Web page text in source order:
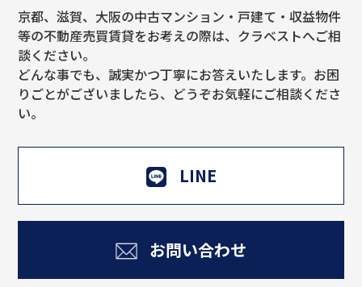
京都、滋賀、大阪の中古マンション・戸建て・収益物件
等の不動産売買賃貸をお考えの際は、クラベストへご相
談ください。
どんな事でも、誠実かつ丁寧にお答えいたします。お困
りごとがございましたら、どうぞお気軽にご相談くださ
い。
LINE
お問い合わせ